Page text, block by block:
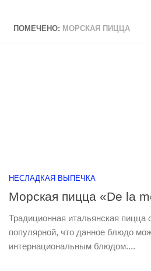
ПОМЕЧЕНО: МОРСКАЯ ПИЦЦА
НЕСЛАДКАЯ ВЫПЕЧКА
Морская пицца «De la
Традиционная итальянская пицца
популярной, что данное блюдо
интернациональным блюдом....